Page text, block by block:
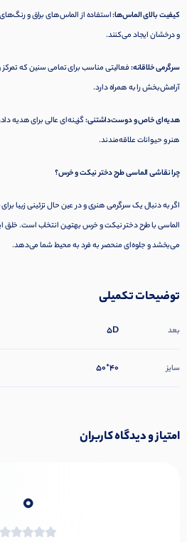
کیفیت بالای الماس‌ها:استفاده از الماس‌های براق و
و درخشان ایجاد می‌کنند.
سرگرمی خلاقانه:فعالیتی مناسب برای تمامی سنین که
آرامش‌بخش را به همراه دارد.
هدیه‌ای خاص و دوست‌داشتنی:گزینه‌ای عالی برای هدیه
هنر و حیوانات علاقه‌مندند.
چرا نقاشی الماسی طرح دختر نیکت و خرس؟
اگر به دنبال یک سرگرمی هنری و در عین حال تزئینی زیبا
الماسی با طرح دختر نیکت و خرس بهترین انتخاب است. خلق
می‌بخشد و جلوه‌ای منحصر به فرد به محیط شما می‌دهد.
توضیحات تکمیلی
بعد 5D
سایز 40*50
امتیاز و دیدگاه کاربران
0